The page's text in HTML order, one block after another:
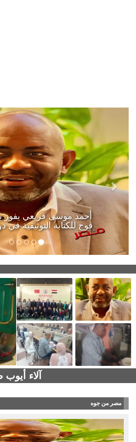
أحمد موسى قريعي يفوز
قوج للكتابة التوثيقية في
آلاء
مصر من جوه